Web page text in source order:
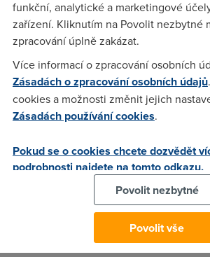
ustrednu? Treba, kdyz nekam zadam sve
reklo, kde mam ustrednu? Nemohu se
Deiky moc za rady P.
Nargon(9.5.2005 19:32:44)
No muzes zkusit zavolat na telecom,
Pro zákazníky
funkční, analytické a marketingové
zařízení. Kliknutím na Povolit nezbytné
zpracování úplně zakázat.
Více informací o zpracování osobních
Zásadách o zpracování osobních údajů
cookies a možnosti změnit jejich
Zásadách používání cookies.
Pokud se o cookies chcete dozvědět
podrobnosti najdete na tomto odkazu.
Povolit nezbytné
Povolit vše